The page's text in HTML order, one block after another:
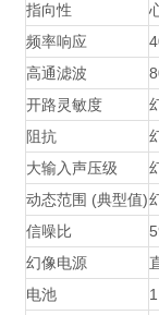
指向性
频率响应
高通滤波
开路灵敏度
阻抗
大输入声压级
动态范围 (典型值)
信噪比
幻像电源
电池